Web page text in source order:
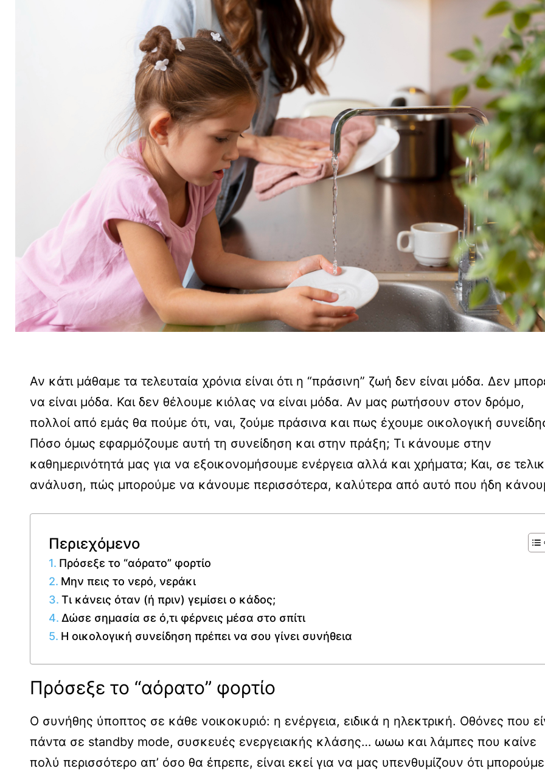
Αν κάτι μάθαμε τα τελευταία χρόνια είναι ότι η “πράσινη” ζωή δεν είναι μόδα. Δεν
να είναι μόδα. Και δεν θέλουμε κιόλας να είναι μόδα. Αν μας ρωτήσουν στον δρόμο,
πολλοί από εμάς θα πούμε ότι, ναι, ζούμε πράσινα και πως έχουμε οικολογική
Πόσο όμως εφαρμόζουμε αυτή τη συνείδηση και στην πράξη; Τι κάνουμε στην
καθημερινότητά μας για να εξοικονομήσουμε ενέργεια αλλά και χρήματα; Και, σε
ανάλυση, πώς μπορούμε να κάνουμε περισσότερα, καλύτερα από αυτό που ήδη
Περιεχόμενο
Πρόσεξε το “αόρατο” φορτίο
Μην πεις το νερό, νεράκι
Τι κάνεις όταν (ή πριν) γεμίσει ο κάδος;
Δώσε σημασία σε ό,τι φέρνεις μέσα στο σπίτι
Η οικολογική συνείδηση πρέπει να σου γίνει συνήθεια
Πρόσεξε το “αόρατο” φορτίο
Ο συνήθης ύποπτος σε κάθε νοικοκυριό: η ενέργεια, ειδικά η ηλεκτρική. Οθόνες που
πάντα σε standby mode, συσκευές ενεργειακής κλάσης… ωωω και λάμπες που καίνε
πολύ περισσότερο απ’ όσο θα έπρεπε, είναι εκεί για να μας υπενθυμίζουν ότι μπορούμε